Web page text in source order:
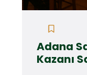
Adana
Kazanı